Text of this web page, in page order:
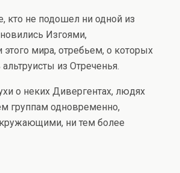
кто не подошел ни одной из
Изгоями,
мира, отребьем, о которых
из Отреченья.
о неких Дивергентах, людях
группам одновременно,
ни тем более